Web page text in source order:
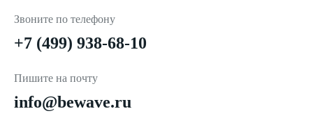
Звоните по телефону
+7 (499) 938-68-10
Пишите на почту
info@bewave.ru